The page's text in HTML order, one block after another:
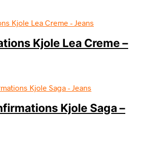
Kjole Lea Creme –
Kjole Saga –